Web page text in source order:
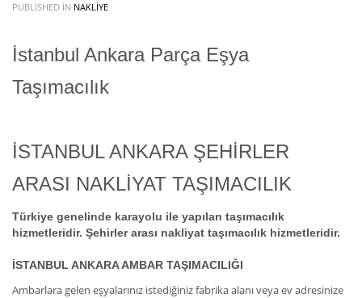
PUBLISHED IN NAKLİYE
İstanbul Ankara Parça Eşya
Taşımacılık
İSTANBUL ANKARA ŞEHİRLER
ARASI NAKLİYAT TAŞIMACILIK
Türkiye genelinde karayolu ile yapılan taşımacılık
hizmetleridir. Şehirler arası nakliyat taşımacılık hizmetleridir.
İSTANBUL ANKARA AMBAR TAŞIMACILIĞI
Ambarlara gelen eşyalarınız istediğiniz fabrika alanı veya ev adresinize